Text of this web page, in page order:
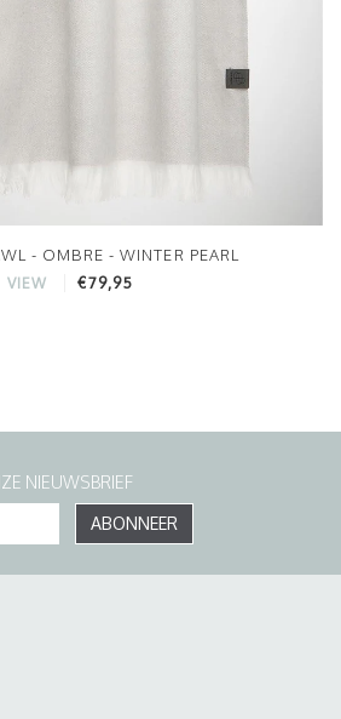
- OMBRE - WINTER PEARL
VIEW €79,95
NIEUWSBRIEF
ABONNEER